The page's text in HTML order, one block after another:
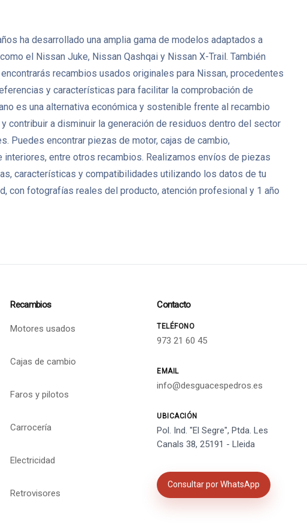
ha desarrollado una amplia gama de modelos adaptados a
el Nissan Juke, Nissan Qashqai y Nissan X-Trail. También
recambios usados originales para Nissan, procedentes
y características para facilitar la comprobación de
es una alternativa económica y sostenible frente al recambio
contribuir a disminuir la generación de residuos dentro del sector
Puedes encontrar piezas de motor, cajas de cambio,
entre otros recambios. Realizamos envíos de piezas
características y compatibilidades utilizando los datos de tu
con fotografías reales del producto, atención profesional y 1 año
Recambios
Motores usados
Cajas de cambio
Faros y pilotos
Carrocería
Electricidad
Retrovisores
Contacto
TELÉFONO
973 21 60 45
EMAIL
info@desguacespedros.es
UBICACIÓN
Pol. Ind. "El Segre", Ptda. Les
Canals 38, 25191 - Lleida
Consultar por WhatsApp